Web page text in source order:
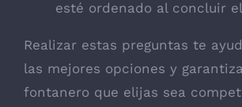
esté ordenado al concluir
Realizar estas preguntas te
las mejores opciones y
fontanero que elijas sea